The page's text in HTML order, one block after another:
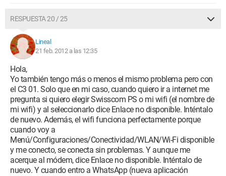
RESPUESTA 20 / 25
Lineal
21 feb. 2012 a las 12:35
Hola,
Yo también tengo más o menos el mismo problema pero con
el C3 01. Solo que en mi caso, cuando quiero ir a internet me
pregunta si quiero elegir Swisscom PS o mi wifi (el nombre de
mi wifi) y al seleccionarlo dice Enlace no disponible. Inténtalo
de nuevo. Además, el wifi funciona perfectamente porque
cuando voy a
Menú/Configuraciones/Conectividad/WLAN/Wi-Fi disponible
y me conecto, se conecta sin problemas. Y aunque me
acerque al módem, dice Enlace no disponible. Inténtalo de
nuevo. Y cuando entro a WhatsApp (nueva aplicación